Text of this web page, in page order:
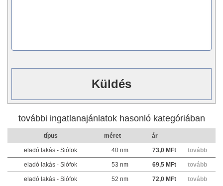
további ingatlanajánlatok hasonló kategóriában
típus méret ár
eladó lakás - Siófok 40 nm 73,0 MFt tovább
eladó lakás - Siófok 53 nm 69,5 MFt tovább
eladó lakás - Siófok 52 nm 72,0 MFt tovább